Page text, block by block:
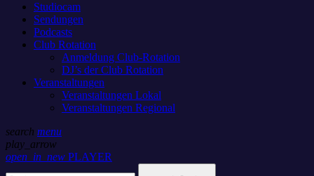
Studiocam
Sendungen
Podcasts
Club Rotation
Anmeldung Club-Rotation
DJ’s der Club Rotation
Veranstaltungen
Veranstaltungen Lokal
Veranstaltungen Regional
search menu
play_arrow
open_in_new PLAYER